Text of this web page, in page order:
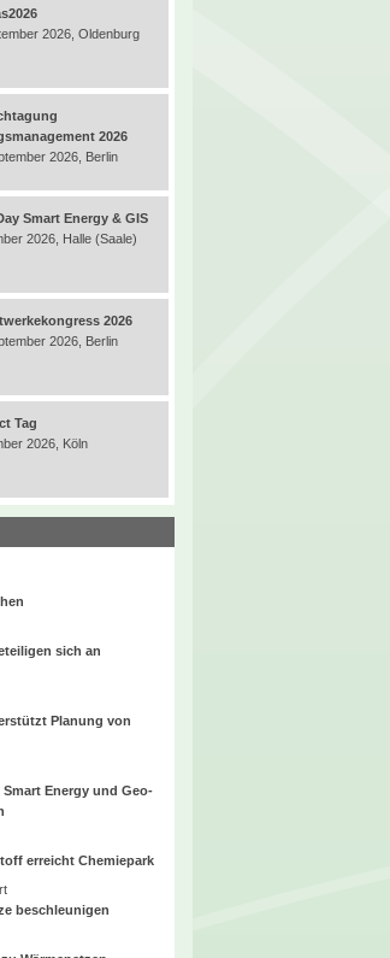
2026, Oldenburg
2026
2026, Berlin
Smart Energy & GIS
2026, Halle (Saale)
2026
2026, Berlin
Tag
2026, Köln
sich an
Planung von
Energy und Geo-
erreicht Chemiepark
beschleunigen